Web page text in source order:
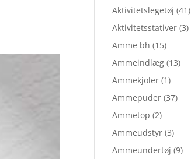
Aktivitetslegetøj (41)
Aktivitetsstativer (3)
Amme bh (15)
Ammeindlæg (13)
Ammekjoler (1)
Ammepuder (37)
Ammetop (2)
Ammeudstyr (3)
Ammeundertøj (9)